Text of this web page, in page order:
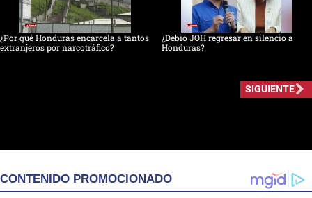
¿Por qué Honduras encarcela a tantos
extranjeros por narcotráfico?
¿Debió JOH regresar en silencio a
Honduras?
SIGUIENTE
CONTENIDO PROMOCIONADO